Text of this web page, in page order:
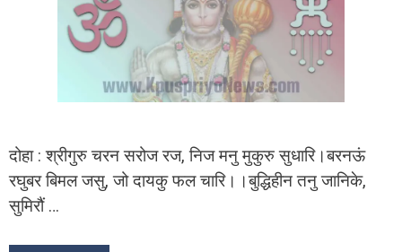
दोहा : श्रीगुरु चरन सरोज रज, निज मनु मुकुरु सुधारि।बरनऊं
रघुबर बिमल जसु, जो दायकु फल चारि।।बुद्धिहीन तनु जानिके,
सुमिरौं …